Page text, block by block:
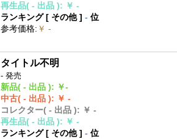
再生品( - 出品 ): ￥ -
ランキング [ その他]- 位
参考価格: ￥ -
タイトル不明
- 発売
新品( - 出品 ): ￥-
中古( - 出品 ): ￥ -
コレクター( - 出品 ): ￥ -
再生品( - 出品 ): ￥ -
ランキング [ その他]- 位